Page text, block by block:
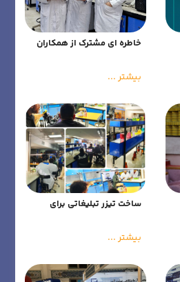
خاطره ای مشترک از همکاران
آیین
بیشتر ...
ساخت تیزر تبلیغاتی برای
بیشتر ...